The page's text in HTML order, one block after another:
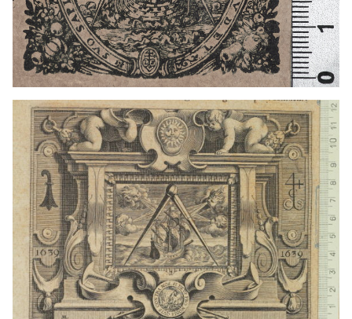
1624 - 1650 París (Francia)
1624 - 1650 París (Francia)
1624 - 1650 París (Francia)